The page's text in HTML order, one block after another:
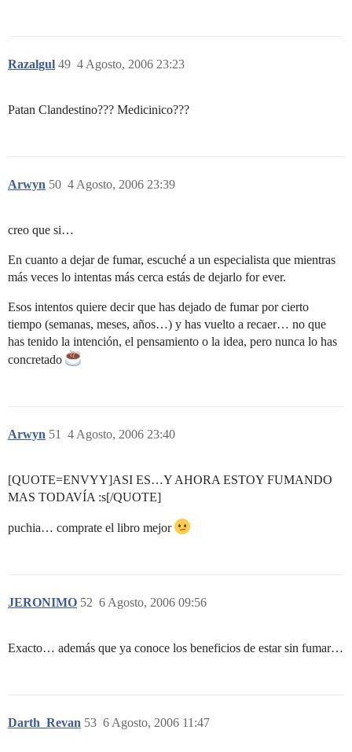
Razalgul 4 Agosto, 2006 23:23
49
Patan Clandestino??? Medicinico???
Arwyn 4 Agosto, 2006 23:39
50
creo que si…
En cuanto a dejar de fumar, escuché a un especialista que mientras
más veces lo intentas más cerca estás de dejarlo for ever.
Esos intentos quiere decir que has dejado de fumar por cierto
tiempo (semanas, meses, años…) y has vuelto a recaer… no que
has tenido la intención, el pensamiento o la idea, pero nunca lo has
concretado
Arwyn 4 Agosto, 2006 23:40
51
[QUOTE=ENVYY]ASI ES…Y AHORA ESTOY FUMANDO
MAS TODAVÍA :s[/QUOTE]
puchia… comprate el libro mejor
JERONIMO 6 Agosto, 2006 09:56
52
Exacto… además que ya conoce los beneficios de estar sin fumar…
Darth_Revan 6 Agosto, 2006 11:47
53